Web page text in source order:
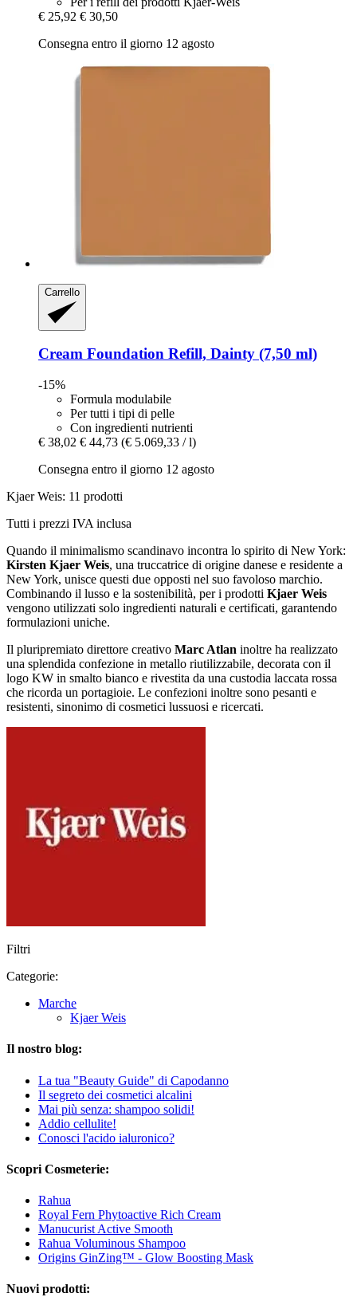
€ 25,92 € 30,50
Consegna entro il giorno 12 agosto
Carrello
Cream Foundation Refill, Dainty (7,50 ml)
-15%
Formula modulabile
Per tutti i tipi di pelle
Con ingredienti nutrienti
€ 38,02 € 44,73 (€ 5.069,33 / l)
Consegna entro il giorno 12 agosto
Kjaer Weis: 11 prodotti
Tutti i prezzi IVA inclusa
Quando il minimalismo scandinavo incontra lo spirito di New York:
Kirsten Kjaer Weis, una truccatrice di origine danese e residente a
New York, unisce questi due opposti nel suo favoloso marchio.
Combinando il lusso e la sostenibilità, per i prodotti Kjaer Weis
vengono utilizzati solo ingredienti naturali e certificati, garantendo
formulazioni uniche.
Il pluripremiato direttore creativo Marc Atlan inoltre ha realizzato
una splendida confezione in metallo riutilizzabile, decorata con il
logo KW in smalto bianco e rivestita da una custodia laccata rossa
che ricorda un portagioie. Le confezioni inoltre sono pesanti e
resistenti, sinonimo di cosmetici lussuosi e ricercati.
Filtri
Categorie:
Marche
Kjaer Weis
Il nostro blog:
La tua "Beauty Guide" di Capodanno
Il segreto dei cosmetici alcalini
Mai più senza: shampoo solidi!
Addio cellulite!
Conosci l'acido ialuronico?
Scopri Cosmeterie:
Rahua
Royal Fern Phytoactive Rich Cream
Manucurist Active Smooth
Rahua Voluminous Shampoo
Origins GinZing™ - Glow Boosting Mask
Nuovi prodotti: